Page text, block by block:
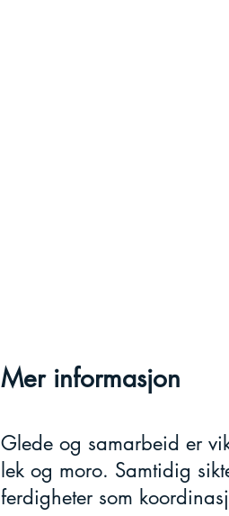
Mer informasjon
Glede og samarbeid er
lek og moro. Samtidig
ferdigheter som